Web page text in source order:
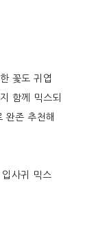
꽃도 귀엽
함께 믹스되
완존 추천해
사귀 믹스